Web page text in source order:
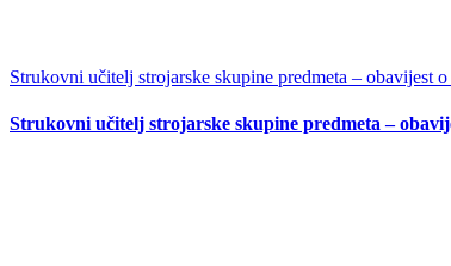
Strukovni učitelj strojarske skupine predmeta – obavijest
Strukovni učitelj strojarske skupine predmeta –